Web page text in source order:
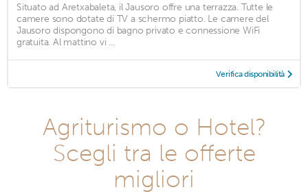
Situato ad Aretxabaleta, il Jausoro offre una terrazza. Tutte le
camere sono dotate di TV a schermo piatto. Le camere del
Jausoro dispongono di bagno privato e connessione WiFi
gratuita. Al mattino vi ...
Verifica disponibilità
Agriturismo o Hotel?
Scegli tra le offerte
migliori